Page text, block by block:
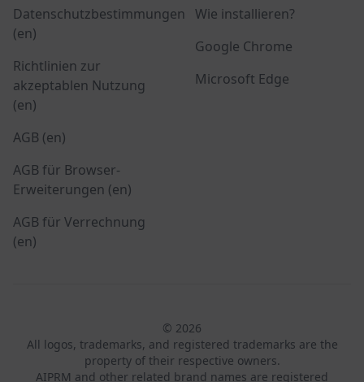
Datenschutzbestimmungen
(en)
Richtlinien zur
akzeptablen Nutzung
(en)
AGB (en)
AGB für Browser-
Erweiterungen (en)
AGB für Verrechnung
(en)
Wie installieren?
Google Chrome
Microsoft Edge
© 2026
All logos, trademarks, and registered trademarks are the
property of their respective owners.
AIPRM and other related brand names are registered